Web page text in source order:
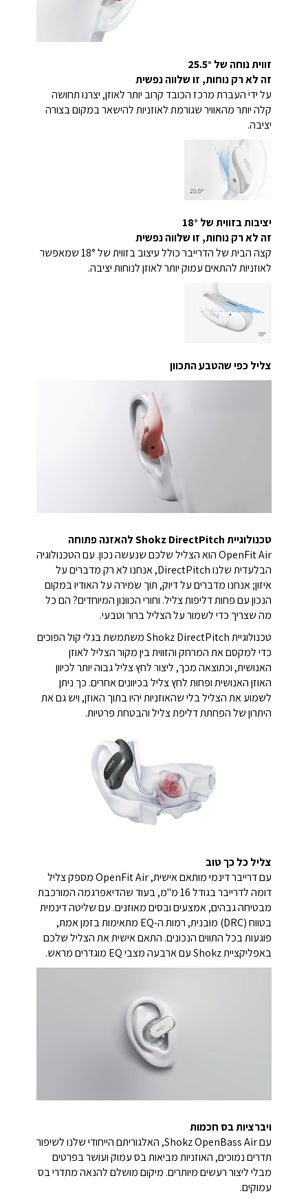
זווית נוחה של 25.5°
זה לא רק נוחות, זו שלווה נפשית
על ידי העברת מרכז הכובד קרוב יותר לאוזן, יצרנו תחושה
קלה יותר מהאוויר שגורמת לאוזניות להישאר במקום בצורה
יציבה.
יציבות בזווית של 18°
זה לא רק נוחות, זו שלווה נפשית
קצה הבית של הדרייבר כולל עיצוב בזווית של 18° שמאפשר
לאוזניות להתאים עמוק יותר לאוזן לנוחות יציבה.
צליל כפי שהטבע התכוון
טכנולוגיית Shokz DirectPitch להאזנה פתוחה
OpenFit Air הוא הצליל שלכם שנעשה נכון. עם הטכנולוגיה
הבלעדית שלנו DirectPitch, אנחנו לא רק מדברים על
איזון; אנחנו מדברים על דיוק, תוך שמירה על האודיו במקום
הנכון עם פחות דליפות צליל. וחורי הכוונון המיוחדים? הם כל
מה שצריך כדי לשמור על הצליל ברור וטבעי.
טכנולוגיית Shokz DirectPitch משתמשת בגלי קול הפוכים
כדי למקסם את המרחק והזווית בין מקור הצליל לאוזן
האנושית, וכתוצאה מכך, ליצור לחץ צליל גבוה יותר לכיוון
האוזן האנושית ופחות לחץ צליל בכיוונים אחרים. כך ניתן
לשמוע את הצליל בלי שהאוזניות יהיו בתוך האוזן, ויש גם את
היתרון של הפחתת דליפת צליל והבטחת פרטיות.
צליל כל כך טוב
עם דרייבר דינמי מותאם אישית, OpenFit Air מספק צליל
דומה לדרייבר בגודל 16 מ"מ, בעוד שהדיאפרגמה המורכבת
מבטיחה גבהים, אמצעים ובסים מאוזנים. עם שליטה דינמית
בטווח (DRC) מובנית, רמות ה-EQ מתאימות בזמן אמת,
פוגעות בכל התווים הנכונים. התאם אישית את הצליל שלכם
באפליקציית Shokz עם ארבעה מצבי EQ מוגדרים מראש.
ויברציות בס חכמות
עם Shokz OpenBass Air, האלגוריתם הייחודי שלנו לשיפור
תדרים נמוכים, האוזניות מביאות בס עמוק ועושר בפרטים
מבלי ליצור רעשים מיותרים. מיקום מושלם להנאה מתדרי בס
עמוקים.